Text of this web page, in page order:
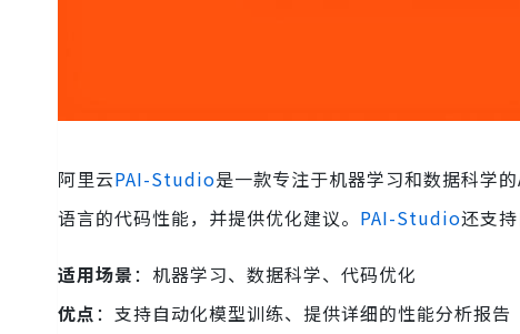
阿里云PAI-Studio是一款专注于机器学习和数据科学
语言的代码性能，并提供优化建议。 PAI-Studio还支
适用场景：机器学习、数据科学、代码优化
优点 ：支持自动化模型训练、提供详细的性能分析报告